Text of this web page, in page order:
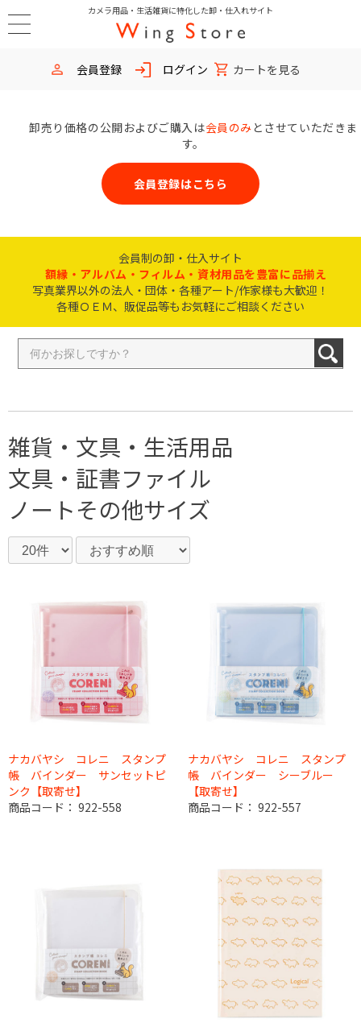
カメラ用品・生活雑貨に特化した卸・仕入れサイト
会員登録 ログイン カートを見る
卸売り価格の公開およびご購入は会員のみ とさせていただきま
す。
会員登録はこちら
会員制の卸・仕入サイト
額縁・アルバム・フィルム・資材用品を豊富に品揃え
写真業界以外の法人・団体・各種アート/作家様も大歓迎！
各種ＯＥＭ、販促品等もお気軽にご相談ください
雑貨・文具・生活用品
文具・証書ファイル
ノートその他サイズ
ナカバヤシ コレニ スタンプ
帳 バインダー サンセットピ
ンク【取寄せ】
商品コード： 922-558
ナカバヤシ コレニ スタンプ
帳 バインダー シーブルー
【取寄せ】
商品コード： 922-557